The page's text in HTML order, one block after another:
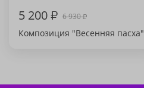
5 200₽ 6 930₽
Композиция "Весенняя пасха"